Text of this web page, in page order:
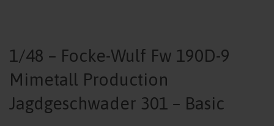
1/48 – Focke-Wulf Fw 190D-9
Mimetall Production
Jagdgeschwader 301 – Basic